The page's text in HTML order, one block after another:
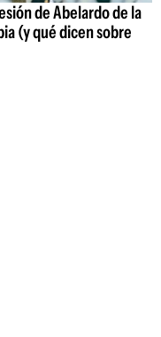
de Abelardo de la
(y qué dicen sobre